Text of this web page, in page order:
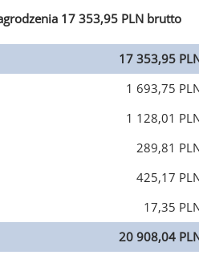
17 353,95 PLN brutto
17 353,95
1 693,75
1 128,01
289,81
425,17
17,35
20 908,04